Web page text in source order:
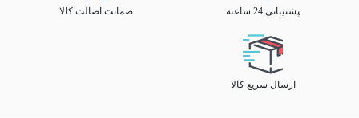
پشتیبانی 24 ساعته ضمانت اصالت کالا
ارسال سریع کالا